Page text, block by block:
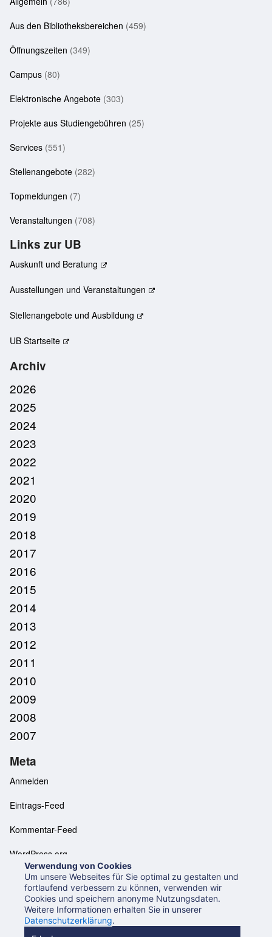
Aus den Bibliotheksbereichen (459)
Öffnungszeiten (349)
Campus (80)
Elektronische Angebote (303)
Projekte aus Studiengebühren (25)
Services (551)
Stellenangebote (282)
Topmeldungen (7)
Veranstaltungen (708)
Links zur UB
Auskunft und Beratung
Ausstellungen und Veranstaltungen
Stellenangebote und Ausbildung
UB Startseite
Archiv
2026
2025
2024
2023
2022
2021
2020
2019
2018
2017
2016
2015
2014
2013
2012
2011
2010
2009
2008
2007
Meta
Anmelden
Eintrags-Feed
Kommentar-Feed
WordPress.org
Neues aus der UB Mannheim
Datenschutzerklärung
Impressum
Verwendung von Cookies
Um unsere Webseites für Sie optimal zu gestalten und
fortlaufend verbessern zu können, verwenden wir
Cookies und speichern anonyme Nutzungsdaten.
Weitere Informationen erhalten Sie in unserer
Datenschutzerklärung.